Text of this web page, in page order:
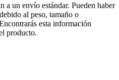
a un envío estándar. Pueden haber
al peso, tamaño o
esta información
producto.